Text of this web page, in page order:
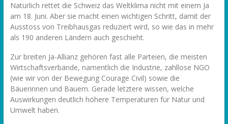
Natürlich rettet die Schweiz das Weltklima nicht mit einem Ja
am 18. Juni. Aber sie macht einen wichtigen Schritt, damit der
Ausstoss von Treibhausgas reduziert wird, so wie das in mehr
als 190 anderen Ländern auch geschieht.
Zur breiten Ja-Allianz gehören fast alle Parteien, die meisten
Wirtschaftsverbände, namentlich die Industrie, zahllose NGO
(wie wir von der Bewegung Courage Civil) sowie die
Bäuerinnen und Bauern. Gerade letztere wissen, welche
Auswirkungen deutlich höhere Temperaturen für Natur und
Umwelt haben.